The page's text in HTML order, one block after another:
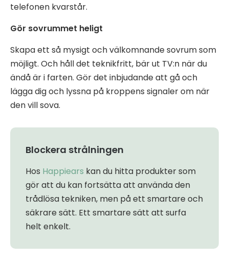
telefonen kvarstår.
Gör sovrummet heligt
Skapa ett så mysigt och välkomnande sovrum som
möjligt. Och håll det teknikfritt, bär ut TV:n när du
ändå är i farten. Gör det inbjudande att gå och
lägga dig och lyssna på kroppens signaler om när
den vill sova.
Blockera strålningen
Hos Happiears kan du hitta produkter som
gör att du kan fortsätta att använda den
trådlösa tekniken, men på ett smartare och
säkrare sätt. Ett smartare sätt att surfa
helt enkelt.